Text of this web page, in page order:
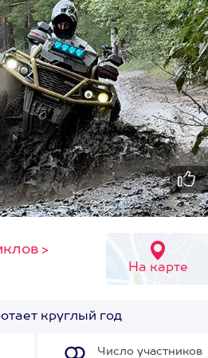
>
На карте
круглый год
Число участников